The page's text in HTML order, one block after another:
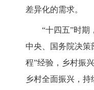
差异化的需求。
“十四五”时期
中央、国务院决策
程”经验，乡村振
乡村全面振兴，